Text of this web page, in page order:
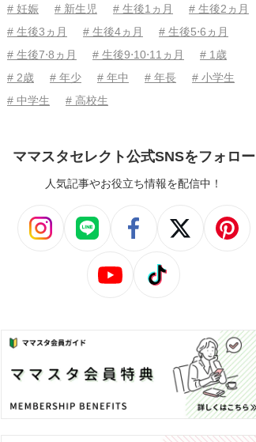
# 妊娠 # 新生児 # 生後1ヵ月
# 生後2ヵ月
# 生後3ヵ月
# 生後4ヵ月
# 生後5⋅6ヵ月
# 生後7⋅8ヵ月
# 生後9⋅10⋅11ヵ月
# 1歳
# 2歳
# 年少 # 年中 # 年長
# 小学生
# 中学生
# 高校生
ママスタセレクト公式SNSをフォロー
人気記事やお役立ち情報を配信中！